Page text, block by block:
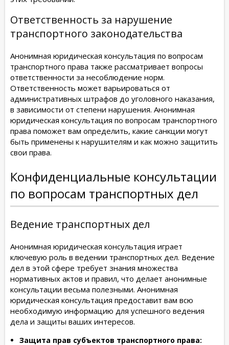
Ответственность за нарушение
транспортного законодательства
Анонимная юридическая консультация по вопросам
транспортного права также рассматривает вопросы
ответственности за несоблюдение норм.
Ответственность может варьироваться от
административных штрафов до уголовного наказания,
в зависимости от степени нарушения. Анонимная
юридическая консультация по вопросам транспортного
права поможет вам определить, какие санкции могут
быть применены к нарушителям и как можно защитить
свои права.
Конфиденциальные консультации
по вопросам транспортных дел
Ведение транспортных дел
Анонимная юридическая консультация играет
ключевую роль в ведении транспортных дел. Ведение
дел в этой сфере требует знания множества
нормативных актов и правил, что делает анонимные
консультации весьма полезными. Анонимная
юридическая консультация предоставит вам всю
необходимую информацию для успешного ведения
дела и защиты ваших интересов.
Защита прав субъектов транспортного права: